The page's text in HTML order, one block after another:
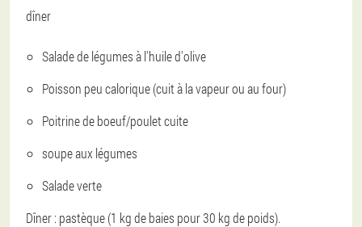
dîner
Salade de légumes à l'huile d'olive
Poisson peu calorique (cuit à la vapeur ou au four)
Poitrine de boeuf/poulet cuite
soupe aux légumes
Salade verte
Dîner : pastèque (1 kg de baies pour 30 kg de poids).